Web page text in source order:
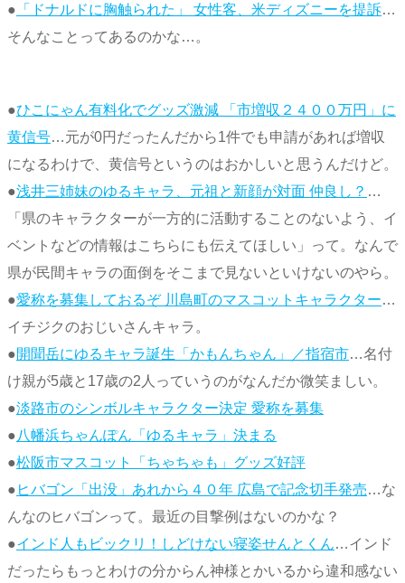
● 「ドナルドに胸触られた」 女性客、米ディズニーを提訴…
そんなことってあるのかな…。
●ひこにゃん有料化でグッズ激減 「市増収２４００万円」に
黄信号…元が0円だったんだから1件でも申請があれば増収
になるわけで、黄信号というのはおかしいと思うんだけど。
●浅井三姉妹のゆるキャラ、元祖と新顔が対面 仲良し？ …
「県のキャラクターが一方的に活動することのないよう、イ
ベントなどの情報はこちらにも伝えてほしい」って。なんで
県が民間キャラの面倒をそこまで見ないといけないのやら。
●愛称を募集しておるぞ 川島町のマスコットキャラクター…
イチジクのおじいさんキャラ。
●開聞岳にゆるキャラ誕生「かもんちゃん」／指宿市…名付
け親が5歳と17歳の2人っていうのがなんだか微笑ましい。
●淡路市のシンボルキャラクター決定 愛称を募集
●八幡浜ちゃんぽん「ゆるキャラ」決まる
●松阪市マスコット「ちゃちゃも」グッズ好評
● ヒバゴン「出没」あれから４０年 広島で記念切手発売…な
んなのヒバゴンって。最近の目撃例はないのかな？
●インド人もビックリ！しどけない寝姿せんとくん…インド
だったらもっとわけの分からん神様とかいるから違和感ない